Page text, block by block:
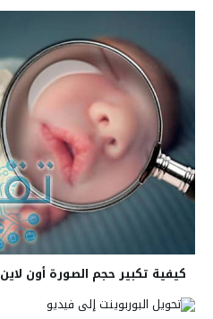
كيفية تكبير حجم الصورة أون لاين